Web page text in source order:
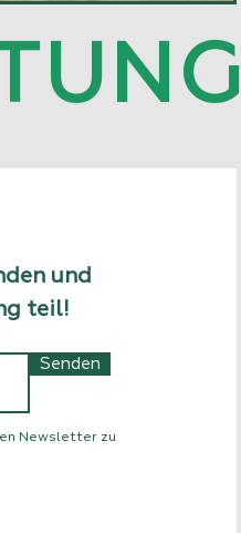
und
teil!
Senden
Newsletter zu